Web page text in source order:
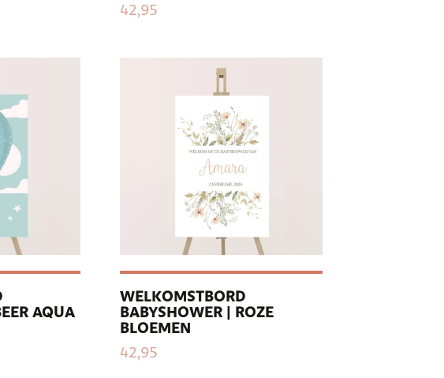
42,95
AQUA
WELKOMSTBORD
BABYSHOWER | ROZE
BLOEMEN
42,95